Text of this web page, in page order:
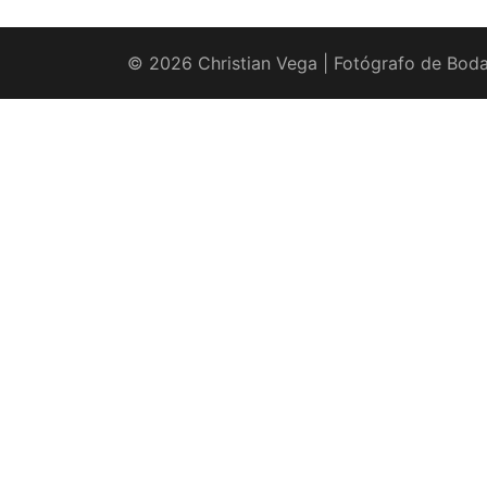
© 2026 Christian Vega | Fotógrafo de